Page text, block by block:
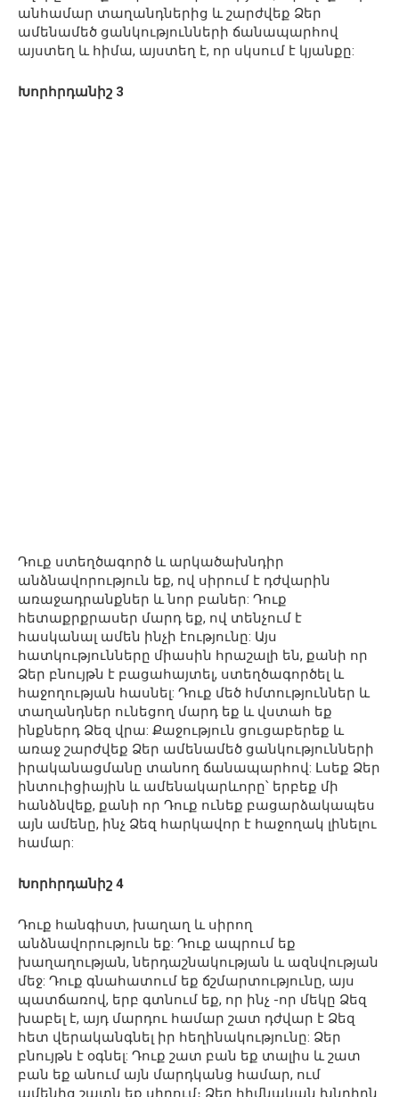
անհամար տաղանդներից և շարժվեք Ձեր
ամենամեծ ցանկությունների ճանապարհով
այստեղ և հիմա, այստեղ է, որ սկսում է կյանքը:
Խորհրդանիշ 3
Դուք ստեղծագործ և արկածախնդիր
անձնավորություն եք, ով սիրում է դժվարին
առաջադրանքներ և նոր բաներ: Դուք
հետաքրքրասեր մարդ եք, ով տենչում է
հասկանալ ամեն ինչի էությունը: Այս
հատկությունները միասին հրաշալի են, քանի որ
Ձեր բնույթն է բացահայտել, ստեղծագործել և
հաջողության հասնել: Դուք մեծ հմտություններ և
տաղանդներ ունեցող մարդ եք և վստահ եք
ինքներդ Ձեզ վրա: Քաջություն ցուցաբերեք և
առաջ շարժվեք Ձեր ամենամեծ ցանկությունների
իրականացմանը տանող ճանապարհով: Լսեք Ձեր
ինտուիցիային և ամենակարևորը՝ երբեք մի
հանձնվեք, քանի որ Դուք ունեք բացարձակապես
այն ամենը, ինչ Ձեզ հարկավոր է հաջողակ լինելու
համար:
Խորհրդանիշ 4
Դուք հանգիստ, խաղաղ և սիրող
անձնավորություն եք: Դուք ապրում եք
խաղաղության, ներդաշնակության և ազնվության
մեջ: Դուք գնահատում եք ճշմարտությունը, այս
պատճառով, երբ գտնում եք, որ ինչ -որ մեկը Ձեզ
խաբել է, այդ մարդու համար շատ դժվար է Ձեզ
հետ վերականգնել իր հեղինակությունը: Ձեր
բնույթն է օգնել: Դուք շատ բան եք տալիս և շատ
բան եք անում այն ​​մարդկանց համար, ում
ամենից շատն եք սիրում։ Ձեր հիմնական խնդիրն